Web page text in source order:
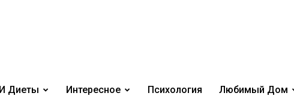
Диеты Интересное Психология Любимый Дом